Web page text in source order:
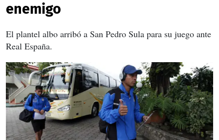
enemigo
El plantel albo arribó a San Pedro Sula para su juego ante
Real España.